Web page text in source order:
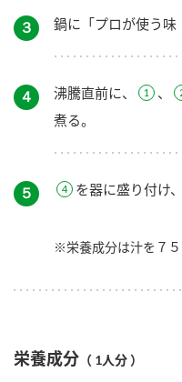
３ 鍋に「プロが使う
４ 沸騰直前に、 、
煮る。
５ を器に盛り付け
※栄養成分は汁を７
栄養成分 （ 1人分 ）